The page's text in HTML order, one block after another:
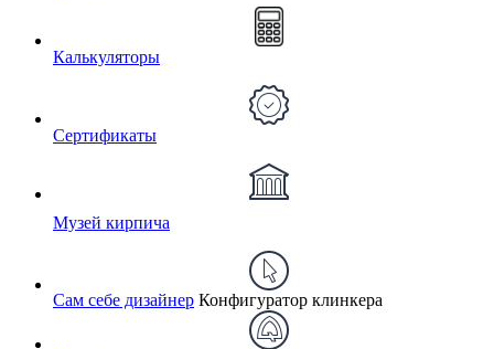
Калькуляторы
Сертификаты
Музей кирпича
Сам себе дизайнер Конфигуратор клинкера